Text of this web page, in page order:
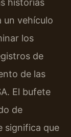
historias
un vehículo
los
de
de las
El bufete
de
significa que